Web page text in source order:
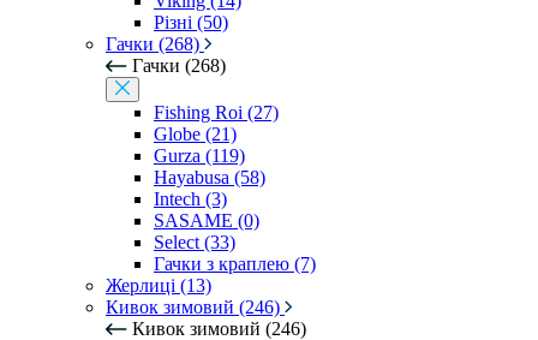
Різні (50)
Гачки (268)
Гачки (268)
Fishing Roi (27)
Globe (21)
Gurza (119)
Hayabusa (58)
Intech (3)
SASAME (0)
Select (33)
Гачки з краплею (7)
Жерлиці (13)
Кивок зимовий (246)
Кивок зимовий (246)